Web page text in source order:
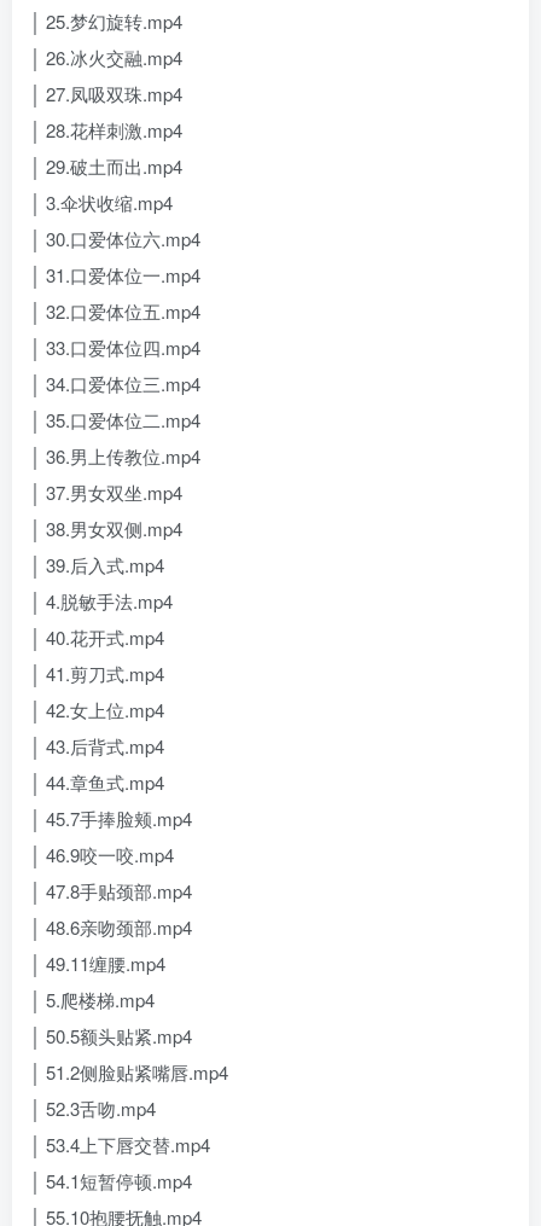
│ 25.梦幻旋转.mp4
│ 26.冰火交融.mp4
│ 27.凤吸双珠.mp4
│ 28.花样刺激.mp4
│ 29.破土而出.mp4
│ 3.伞状收缩.mp4
│ 30.口爱体位六.mp4
│ 31.口爱体位一.mp4
│ 32.口爱体位五.mp4
│ 33.口爱体位四.mp4
│ 34.口爱体位三.mp4
│ 35.口爱体位二.mp4
│ 36.男上传教位.mp4
│ 37.男女双坐.mp4
│ 38.男女双侧.mp4
│ 39.后入式.mp4
│ 4.脱敏手法.mp4
│ 40.花开式.mp4
│ 41.剪刀式.mp4
│ 42.女上位.mp4
│ 43.后背式.mp4
│ 44.章鱼式.mp4
│ 45.7手捧脸颊.mp4
│ 46.9咬一咬.mp4
│ 47.8手贴颈部.mp4
│ 48.6亲吻颈部.mp4
│ 49.11缠腰.mp4
│ 5.爬楼梯.mp4
│ 50.5额头贴紧.mp4
│ 51.2侧脸贴紧嘴唇.mp4
│ 52.3舌吻.mp4
│ 53.4上下唇交替.mp4
│ 54.1短暂停顿.mp4
│ 55.10抱腰抚触.mp4